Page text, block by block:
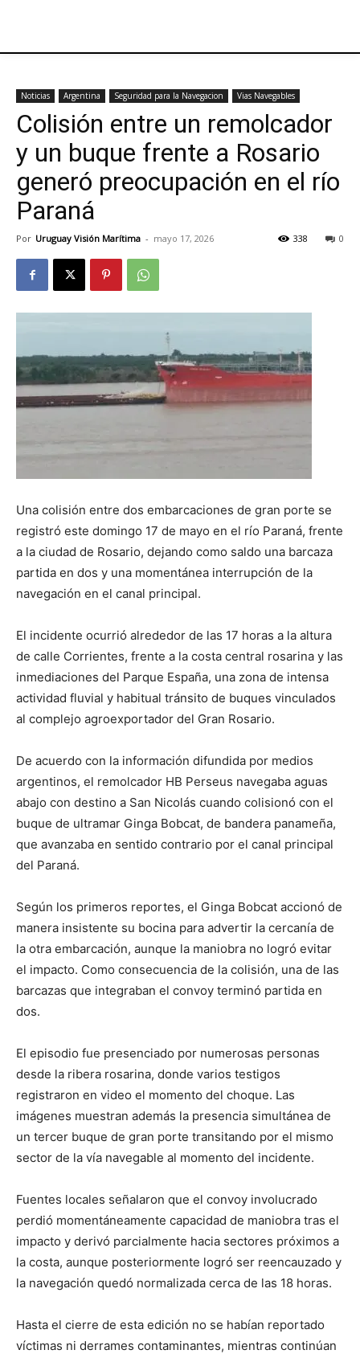
Noticias Argentina Seguridad para la Navegacion Vias Navegables
Colisión entre un remolcador
y un buque frente a Rosario
generó preocupación en el río
Paraná
Por Uruguay Visión Marítima - mayo 17, 2026 0
338
Una colisión entre dos embarcaciones de gran porte se
registró este domingo 17 de mayo en el río Paraná, frente
a la ciudad de Rosario, dejando como saldo una barcaza
partida en dos y una momentánea interrupción de la
navegación en el canal principal.
El incidente ocurrió alrededor de las 17 horas a la altura
de calle Corrientes, frente a la costa central rosarina y las
inmediaciones del Parque España, una zona de intensa
actividad fluvial y habitual tránsito de buques vinculados
al complejo agroexportador del Gran Rosario.
De acuerdo con la información difundida por medios
argentinos, el remolcador HB Perseus navegaba aguas
abajo con destino a San Nicolás cuando colisionó con el
buque de ultramar Ginga Bobcat, de bandera panameña,
que avanzaba en sentido contrario por el canal principal
del Paraná.
Según los primeros reportes, el Ginga Bobcat accionó de
manera insistente su bocina para advertir la cercanía de
la otra embarcación, aunque la maniobra no logró evitar
el impacto. Como consecuencia de la colisión, una de las
barcazas que integraban el convoy terminó partida en
dos.
El episodio fue presenciado por numerosas personas
desde la ribera rosarina, donde varios testigos
registraron en video el momento del choque. Las
imágenes muestran además la presencia simultánea de
un tercer buque de gran porte transitando por el mismo
sector de la vía navegable al momento del incidente.
Fuentes locales señalaron que el convoy involucrado
perdió momentáneamente capacidad de maniobra tras el
impacto y derivó parcialmente hacia sectores próximos a
la costa, aunque posteriormente logró ser reencauzado y
la navegación quedó normalizada cerca de las 18 horas.
Hasta el cierre de esta edición no se habían reportado
víctimas ni derrames contaminantes, mientras continúan